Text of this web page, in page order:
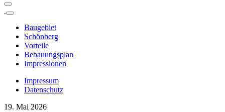
Baugebiet
Schönberg
Vorteile
Bebauungsplan
Impressionen
Impressum
Datenschutz
19. Mai 2026